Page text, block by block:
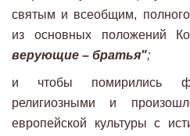
святым и всеобщим, полного
из основных положений
верующие – братья";
и чтобы помирились
религиозными и
европейской культуры с